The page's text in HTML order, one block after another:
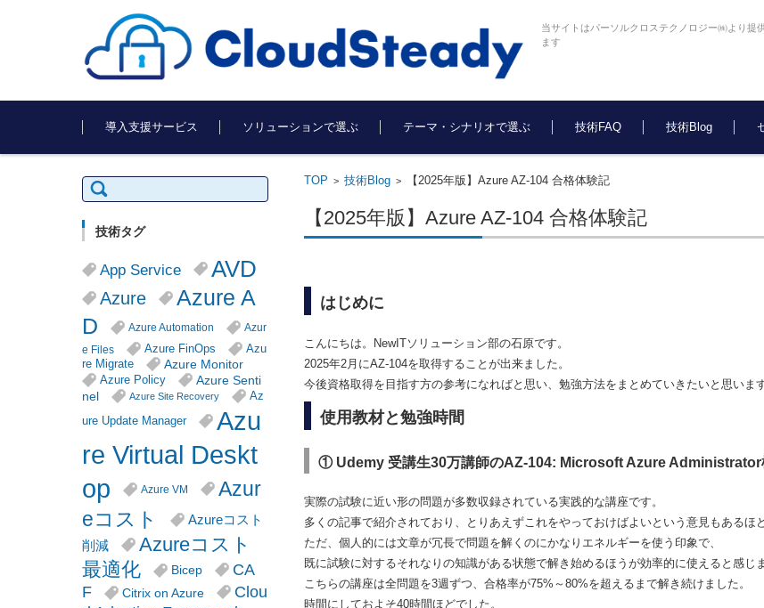
当サイトはパーソルクロステクノロジー㈱より提
ます
コンテンツに移動
導入支援サービス
ソリューションで選ぶ テーマ・シナリオで選ぶ 技術FAQ 技術Blog
TOP > 技術Blog> 【2025年版】Azure AZ-104 合格体験記
【2025年版】Azure AZ-104 合格体験記
はじめに
こんにちは。NewITソリューション部の石原です。
2025年2月にAZ-104を取得することが出来ました。
今後資格取得を目指す方の参考になればと思い、勉強方法をまとめていきたいと思います
使用教材と勉強時間
① Udemy 受講生30万講師のAZ-104: Microsoft Azure Administrator
実際の試験に近い形の問題が多数収録されている実践的な講座です。
多くの記事で紹介されており、とりあえずこれをやっておけばよいという意見もあるほど
ただ、個人的には文章が冗長で問題を解くのにかなりエネルギーを使う印象で、
既に試験に対するそれなりの知識がある状態で解き始めるほうが効率的に使えると感じま
こちらの講座は全問題を3週ずつ、合格率が75%～80%を超えるまで解き続けました。
時間にしておよそ40時間ほどでした。
検
索:
技術タグ
App Service AVD
Azure
Azure A
D
Azure Automation
Azur
e Files
Azure FinOps
Azu
re Migrate
Azure Monitor
Azure Policy
Azure Senti
nel
Azure Site Recovery
Az
ure Update Manager
Azu
re Virtual Deskt
op
Azure VM
Azur
eコスト
Azureコスト
削減
Azureコスト
最適化
Bicep
CA
F
Citrix on Azure
Clou